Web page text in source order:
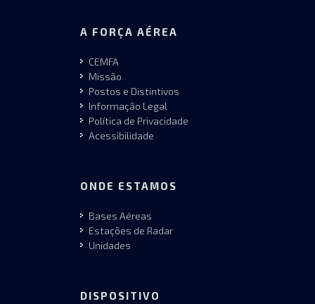
A FORÇA AÉREA
CEMFA
Missão
Postos e Distintivos
Informação Legal
Política de Privacidade
Acessibilidade
ONDE ESTAMOS
Bases Aéreas
Estações de Radar
Unidades
DISPOSITIVO